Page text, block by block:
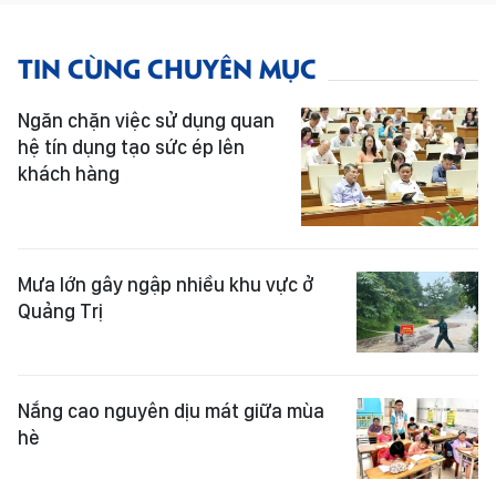
TIN CÙNG CHUYÊN MỤC
Ngăn chặn việc sử dụng quan
hệ tín dụng tạo sức ép lên
khách hàng
Mưa lớn gây ngập nhiều khu vực ở
Quảng Trị
Nắng cao nguyên dịu mát giữa mùa
hè